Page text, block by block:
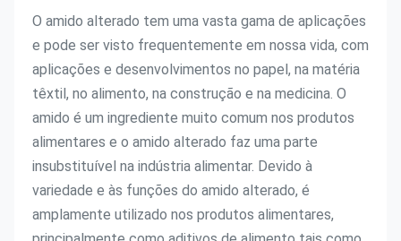
O amido alterado tem uma vasta gama de aplicações
e pode ser visto frequentemente em nossa vida, com
aplicações e desenvolvimentos no papel, na matéria
têxtil, no alimento, na construção e na medicina. O
amido é um ingrediente muito comum nos produtos
alimentares e o amido alterado faz uma parte
insubstituível na indústria alimentar. Devido à
variedade e às funções do amido alterado, é
amplamente utilizado nos produtos alimentares,